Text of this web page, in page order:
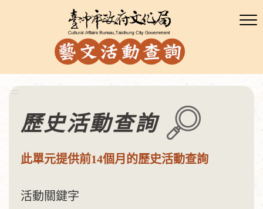
:::
歷史活動查詢
此單元提供前14個月的歷史活動查詢
活動關鍵字